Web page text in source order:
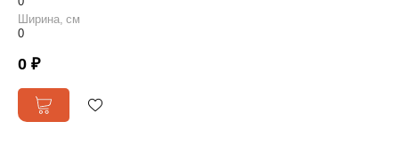
Ширина, см
0
0 ₽